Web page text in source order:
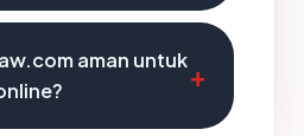
aman untuk